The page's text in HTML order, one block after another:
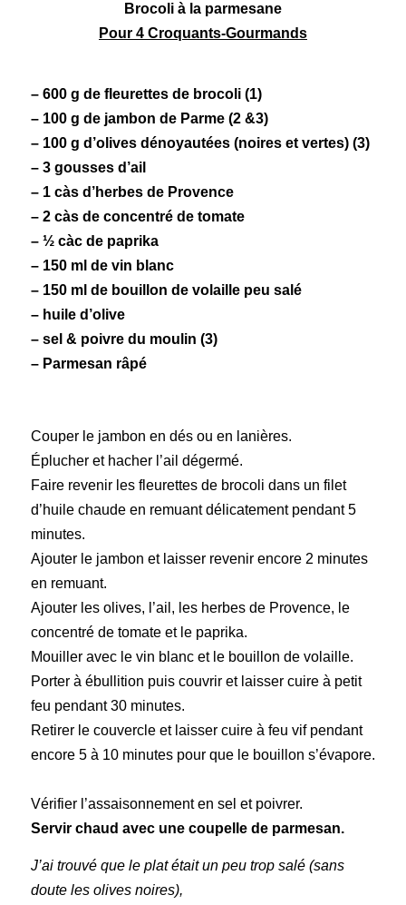
Brocoli à la parmesane
Pour 4 Croquants-Gourmands
– 600 g de fleurettes de brocoli(1)
– 100 g de jambon de Parme(2 &3)
– 100 g d’olivesdénoyautées (noires et vertes) (3)
– 3 gousses d’ail
– 1 càs d’herbes de Provence
– 2 càs de concentré de tomate
– ½ càc de paprika
– 150 ml de vin blanc
– 150 ml de bouillon de volaille peu salé
– huile d’olive
– sel & poivre du moulin (3)
– Parmesan râpé
Couper le jambon en dés ou en lanières.
Éplucher et hacher l’ail dégermé.
Faire revenir les fleurettes de brocoli dans un filet
d’huile chaude en remuant délicatement pendant 5
minutes.
Ajouter le jambon et laisser revenir encore 2 minutes
en remuant.
Ajouter les olives, l’ail, les herbes de Provence, le
concentré de tomate et le paprika.
Mouiller avec le vin blanc et le bouillon de volaille.
Porter à ébullition puis couvrir et laisser cuire à petit
feu pendant 30 minutes.
Retirer le couvercle et laisser cuire à feu vif pendant
encore 5 à 10 minutes pour que le bouillon s’évapore.
Vérifier l’assaisonnement en sel et poivrer.
Servir chaud avec une coupelle de parmesan.
J’ai trouvé que le plat était un peu trop salé (sans
doute les olives noires),